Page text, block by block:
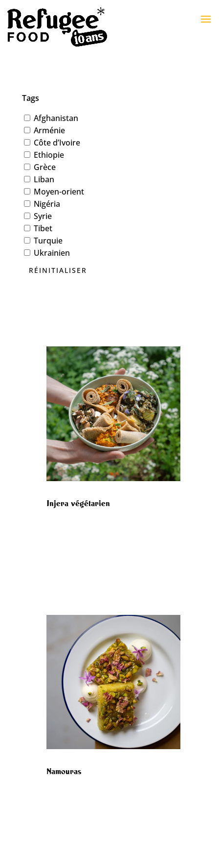
Tags
Afghanistan
Arménie
Côte d’Ivoire
Ethiopie
Grèce
Liban
Moyen-orient
Nigéria
Syrie
Tibet
Turquie
Ukrainien
RÉINITIALISER
Injera végétarien
Namouras